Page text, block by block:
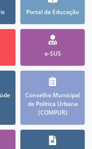
Portal da Educação
e-SUS
Conselho Municipal
de Política Urbana
(COMPUR)